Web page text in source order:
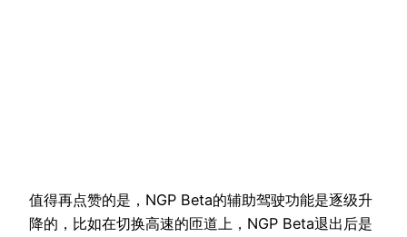
值得再点赞的是，NGP Beta的辅助驾驶功能是逐级升
降的，比如在切换高速的匝道上，NGP Beta退出后是